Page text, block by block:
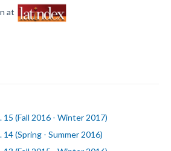
at
(Fall 2016 - Winter 2017)
(Spring - Summer 2016)